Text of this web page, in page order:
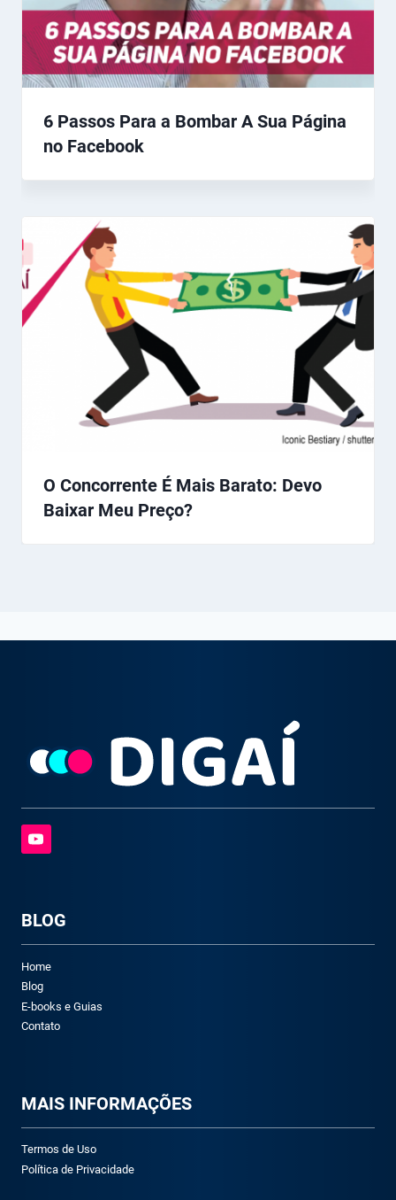
6 Passos Para a Bombar A Sua Página
no Facebook
O Concorrente É Mais Barato: Devo
Baixar Meu Preço?
BLOG
Home
Blog
E-books e Guias
Contato
MAIS INFORMAÇÕES
Termos de Uso
Política de Privacidade